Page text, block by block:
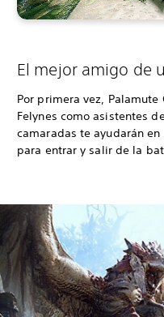
El mejor amigo de
Por primera vez, Palamute
Felynes como asistentes
camaradas te ayudarán
para entrar y salir de la